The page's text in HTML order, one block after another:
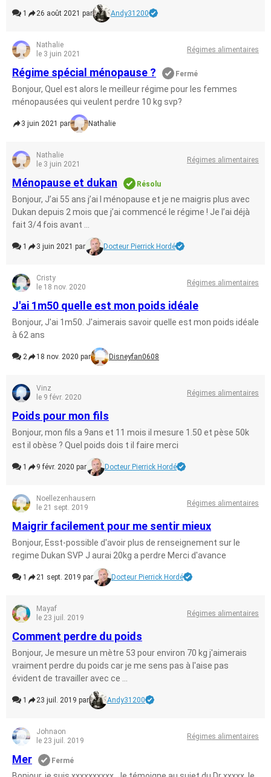
1 26 août 2021 par Andy31200
Nathalie
le 3 juin 2021
Régimes alimentaires
Régime spécial ménopause ? Fermé
Bonjour, Quel est alors le meilleur régime pour les femmes
ménopausées qui veulent perdre 10 kg svp?
3 juin 2021 par Nathalie
Nathalie
le 3 juin 2021
Régimes alimentaires
Ménopause et dukan Résolu
Bonjour, J’ai 55 ans j’ai l ménopause et je ne maigris plus avec
Dukan depuis 2 mois que j’ai commencé le régime ! Je l’ai déjà
fait 3/4 fois avant ...
1 3 juin 2021 par Docteur Pierrick Hordé
Cristy
le 18 nov. 2020
Régimes alimentaires
J'ai 1m50 quelle est mon poids idéale
Bonjour, J'ai 1m50. J'aimerais savoir quelle est mon poids idéale
à 62 ans
2 18 nov. 2020 par Disneyfan0608
Vinz
le 9 févr. 2020
Régimes alimentaires
Poids pour mon fils
Bonjour, mon fils a 9ans et 11 mois il mesure 1.50 et pèse 50k
est il obèse ? Quel poids dois t il faire merci
1 9 févr. 2020 par Docteur Pierrick Hordé
Noellezenhausern
le 21 sept. 2019
Régimes alimentaires
Maigrir facilement pour me sentir mieux
Bonjour, Esst-possible d'avoir plus de renseignement sur le
regime Dukan SVP J aurai 20kg a perdre Merci d'avance
1 21 sept. 2019 par Docteur Pierrick Hordé
Mayaf
le 23 juil. 2019
Régimes alimentaires
Comment perdre du poids
Bonjour, Je mesure un mètre 53 pour environ 70 kg j'aimerais
vraiment perdre du poids car je me sens pas à l'aise pas
évident de travailler avec ce ...
1 23 juil. 2019 par Andy31200
Johnaon
le 23 juil. 2019
Régimes alimentaires
Mer Fermé